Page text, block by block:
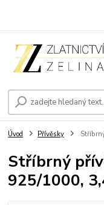
Úvod Přívěsky
Stříbrný
925/1000,